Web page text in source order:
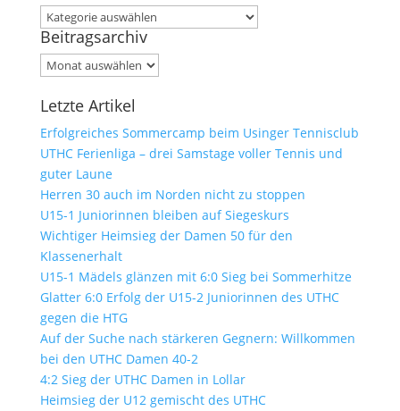
Kategorien
Beitragsarchiv
Beitragsarchiv
Letzte Artikel
Erfolgreiches Sommercamp beim Usinger Tennisclub
UTHC Ferienliga – drei Samstage voller Tennis und
guter Laune
Herren 30 auch im Norden nicht zu stoppen
U15-1 Juniorinnen bleiben auf Siegeskurs
Wichtiger Heimsieg der Damen 50 für den
Klassenerhalt
U15-1 Mädels glänzen mit 6:0 Sieg bei Sommerhitze
Glatter 6:0 Erfolg der U15-2 Juniorinnen des UTHC
gegen die HTG
Auf der Suche nach stärkeren Gegnern: Willkommen
bei den UTHC Damen 40-2
4:2 Sieg der UTHC Damen in Lollar
Heimsieg der U12 gemischt des UTHC